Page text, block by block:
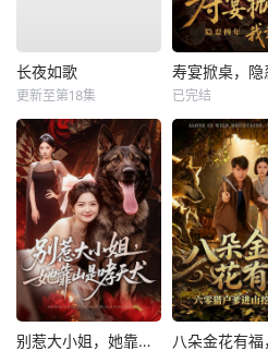
长夜如歌
更新至第18集 已完结
别惹大小姐，她靠山是哮天犬